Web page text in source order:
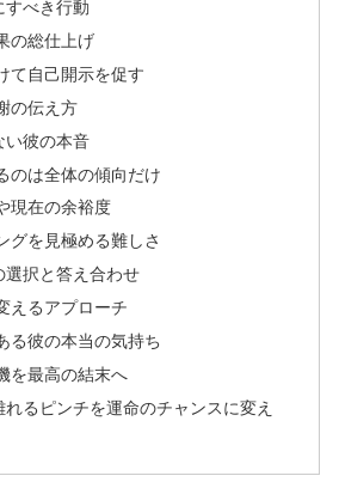
すべき行動
の総仕上げ
て自己開示を促す
の伝え方
い彼の本音
のは全体の傾向だけ
現在の余裕度
グを見極める難しさ
選択と答え合わせ
えるアプローチ
る彼の本当の気持ち
を最高の結末へ
れるピンチを運命のチャンスに変え